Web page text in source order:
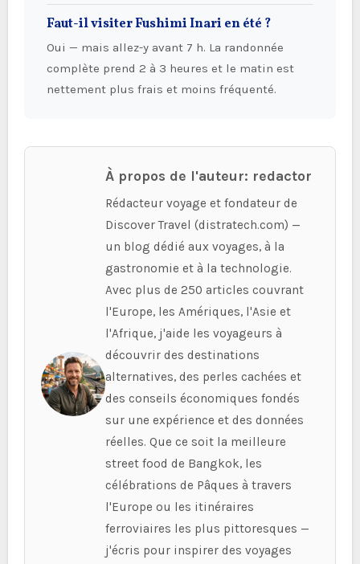
Faut-il visiter Fushimi Inari en été ?
Oui — mais allez-y avant 7 h. La randonnée
complète prend 2 à 3 heures et le matin est
nettement plus frais et moins fréquenté.
À propos de l'auteur: redactor
Rédacteur voyage et fondateur de
Discover Travel (distratech.com) —
un blog dédié aux voyages, à la
gastronomie et à la technologie.
Avec plus de 250 articles couvrant
l'Europe, les Amériques, l'Asie et
l'Afrique, j'aide les voyageurs à
découvrir des destinations
alternatives, des perles cachées et
des conseils économiques fondés
sur une expérience et des données
réelles. Que ce soit la meilleure
street food de Bangkok, les
célébrations de Pâques à travers
l'Europe ou les itinéraires
ferroviaires les plus pittoresques —
j'écris pour inspirer des voyages